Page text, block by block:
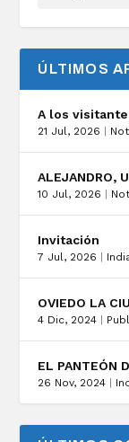
ÚLTIMOS
A los
21 Jul, 2026 |
ALEJANDRO,
10 Jul, 2026 |
Invitación
7 Jul, 2026 |
OVIEDO LA
4 Dic, 2024 |
EL PANTEÓN
26 Nov, 2024 |